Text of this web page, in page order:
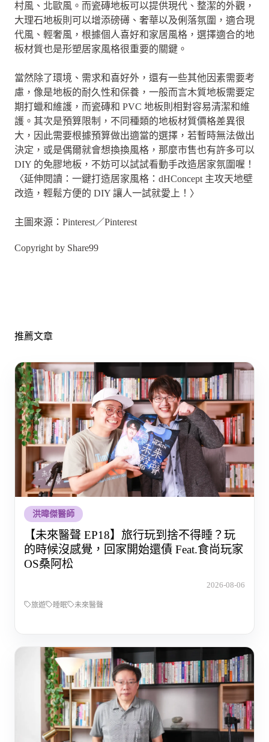
村風、北歐風。而瓷磚地板可以提供現代、整潔的外觀，
大理石地板則可以增添磅礡、奢華以及俐落氛圍，適合現
代風、輕奢風，根據個人喜好和家居風格，選擇適合的地
板材質也是形塑居家風格很重要的關鍵。
當然除了環境、需求和喜好外，還有一些其他因素需要考
慮，像是地板的耐久性和保養，一般而言木質地板需要定
期打蠟和維護，而瓷磚和 PVC 地板則相對容易清潔和維
護。其次是預算限制，不同種類的地板材質價格差異很
大，因此需要根據預算做出適當的選擇，若暫時無法做出
決定，或是偶爾就會想換換風格，那麼市售也有許多可以
DIY 的免膠地板，不妨可以試試看動手改造居家氛圍喔！
〈延伸閱讀：一鍵打造居家風格：dHConcept 主攻天地壁
改造，輕鬆方便的 DIY 讓人一試就愛上！〉
主圖來源：Pinterest／Pinterest
Copyright by Share99
推薦文章
洪暐傑醫師
【未來醫聲 EP18】旅行玩到捨不得睡？玩
的時候沒感覺，回家開始還債 Feat.食尚玩家
OS桑阿松
2026-08-06
旅遊 睡眠 未來醫聲